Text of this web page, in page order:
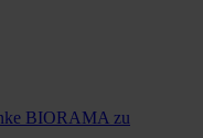
BIORAMA zu